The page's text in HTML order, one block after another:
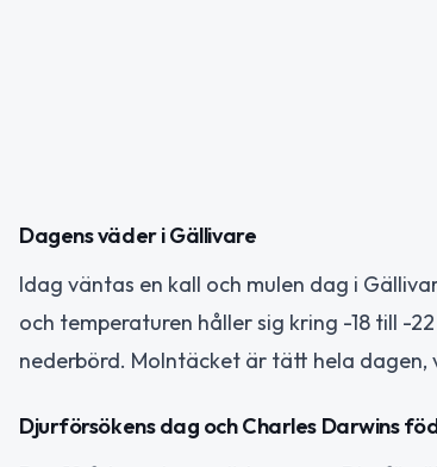
Dagens väder i Gällivare
Idag väntas en kall och mulen dag i
och temperaturen håller sig kring -18 till -
nederbörd. Molntäcket är tätt hela
Djurförsökens dag och Charles Darwins